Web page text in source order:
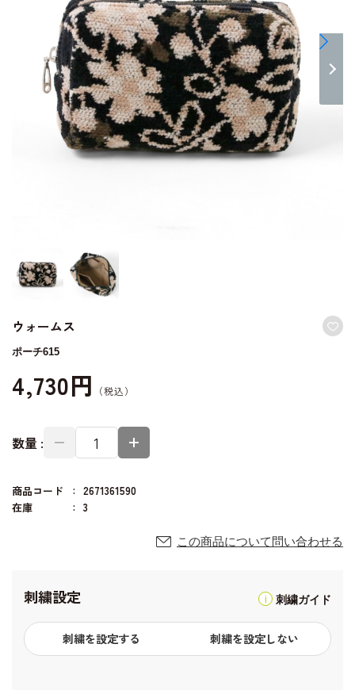
ウォームス
ポーチ615
4,730円
数量 :
商品コード
2671361590
在庫
3
この商品について問い合わせる
刺繍設定 刺繍ガイド
刺繍を設定する 刺繍を設定しない